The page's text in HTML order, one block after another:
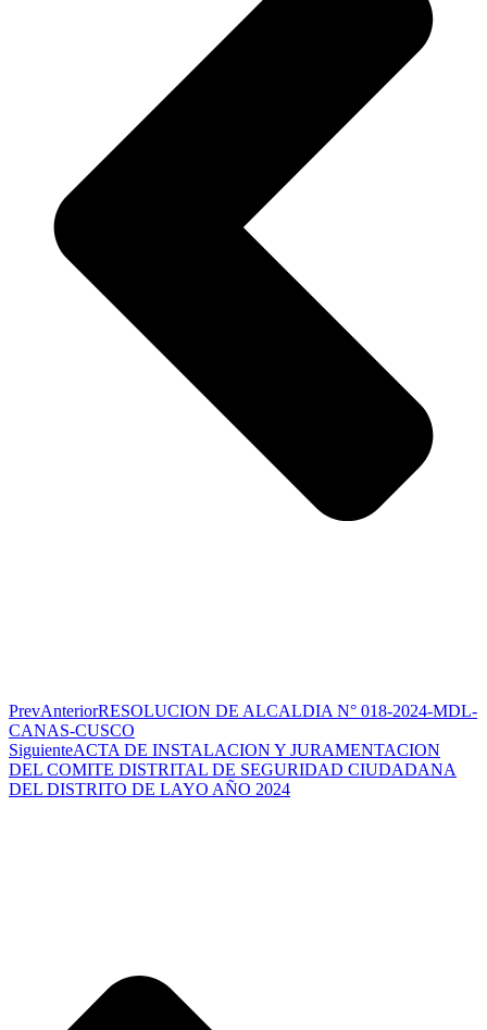
PrevAnteriorRESOLUCION DE ALCALDIA N° 018-2024-MDL-
CANAS-CUSCO
SiguienteACTA DE INSTALACION Y JURAMENTACION
DEL COMITE DISTRITAL DE SEGURIDAD CIUDADANA
DEL DISTRITO DE LAYO AÑO 2024